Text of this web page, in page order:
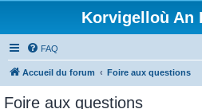
Korvigelloù An
FAQ
Accueil du forum Foire aux questions
Foire aux questions